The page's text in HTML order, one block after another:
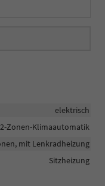
elektrisch
2-Zonen-Klimaautomatik
mit Lenkradheizung
Sitzheizung